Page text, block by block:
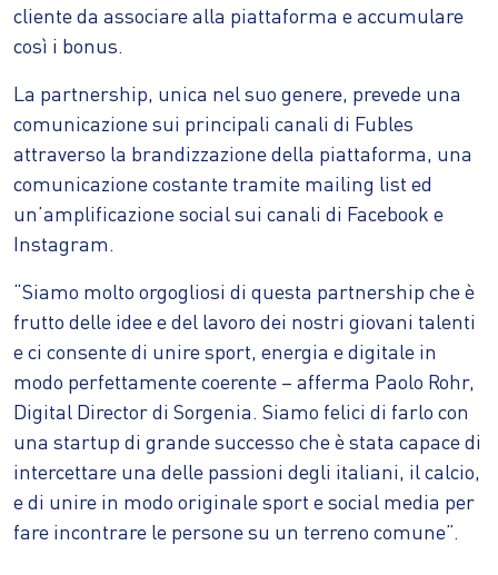
cliente da associare alla piattaforma e accumulare
così i bonus.
La partnership, unica nel suo genere, prevede una
comunicazione sui principali canali di Fubles
attraverso la brandizzazione della piattaforma, una
comunicazione costante tramite mailing list ed
un’amplificazione social sui canali di Facebook e
Instagram.
“Siamo molto orgogliosi di questa partnership che è
frutto delle idee e del lavoro dei nostri giovani talenti
e ci consente di unire sport, energia e digitale in
modo perfettamente coerente – afferma Paolo Rohr,
Digital Director di Sorgenia. Siamo felici di farlo con
una startup di grande successo che è stata capace di
intercettare una delle passioni degli italiani, il calcio,
e di unire in modo originale sport e social media per
fare incontrare le persone su un terreno comune”.